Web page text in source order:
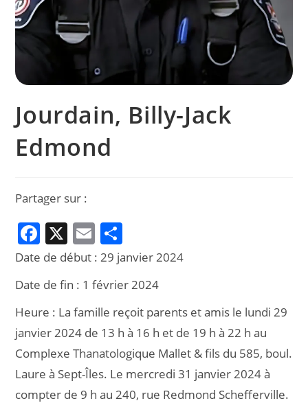
Jourdain, Billy-Jack
Edmond
Partager sur :
F
a
c
e
b
o
o
k
X E
m
ai
l
ar
ta
g
er
Date de début :29 janvier 2024
Date de fin : 1 février 2024
Heure : La famille reçoit parents et amis le lundi 29
janvier 2024 de 13 h à 16 h et de 19 h à 22 h au
Complexe Thanatologique Mallet & fils du 585, boul.
Laure à Sept-Îles. Le mercredi 31 janvier 2024 à
compter de 9 h au 240, rue Redmond Schefferville.